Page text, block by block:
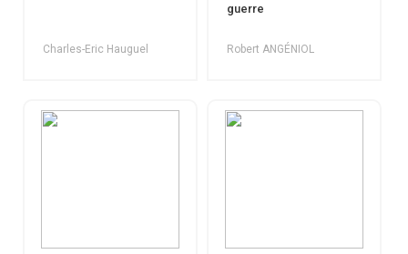
Charles-Eric Hauguel
guerre
Robert ANGÉNIOL